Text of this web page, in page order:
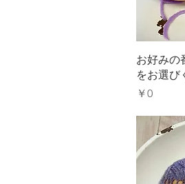
お好みの
をお選び
価格
￥0